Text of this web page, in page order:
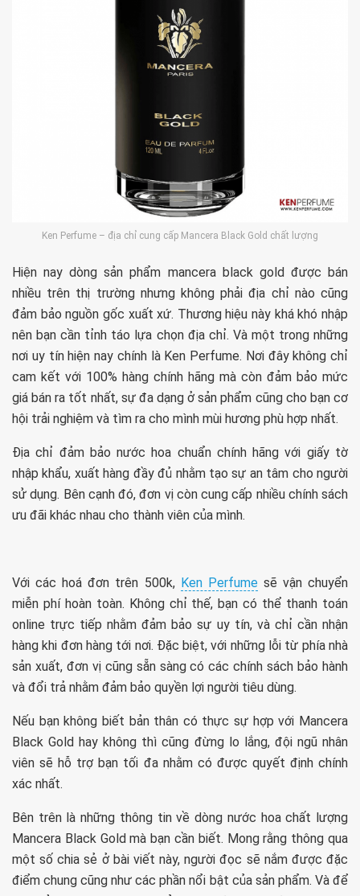
Ken Perfume – địa chỉ cung cấp Mancera Black Gold chất lượng
Hiện nay dòng sản phẩm mancera black gold được bán
nhiều trên thị trường nhưng không phải địa chỉ nào cũng
đảm bảo nguồn gốc xuất xứ. Thương hiệu này khá khó nhập
nên bạn cần tỉnh táo lựa chọn địa chỉ. Và một trong những
nơi uy tín hiện nay chính là Ken Perfume. Nơi đây không chỉ
cam kết với 100% hàng chính hãng mà còn đảm bảo mức
giá bán ra tốt nhất, sự đa dạng ở sản phẩm cũng cho bạn cơ
hội trải nghiệm và tìm ra cho mình mùi hương phù hợp nhất.
Địa chỉ đảm bảo nước hoa chuẩn chính hãng với giấy tờ
nhập khẩu, xuất hàng đầy đủ nhằm tạo sự an tâm cho người
sử dụng. Bên cạnh đó, đơn vị còn cung cấp nhiều chính sách
ưu đãi khác nhau cho thành viên của mình.
Với các hoá đơn trên 500k, Ken Perfumesẽ vận chuyển
miễn phí hoàn toàn. Không chỉ thế, bạn có thể thanh toán
online trực tiếp nhằm đảm bảo sự uy tín, và chỉ cần nhận
hàng khi đơn hàng tới nơi. Đặc biệt, với những lỗi từ phía nhà
sản xuất, đơn vị cũng sẵn sàng có các chính sách bảo hành
và đổi trả nhằm đảm bảo quyền lợi người tiêu dùng.
Nếu bạn không biết bản thân có thực sự hợp với Mancera
Black Gold hay không thì cũng đừng lo lắng, đội ngũ nhân
viên sẽ hỗ trợ bạn tối đa nhằm có được quyết định chính
xác nhất.
Bên trên là những thông tin về dòng nước hoa chất lượng
Mancera Black Gold mà bạn cần biết. Mong rằng thông qua
một số chia sẻ ở bài viết này, người đọc sẽ nắm được đặc
điểm chung cũng như các phần nổi bật của sản phẩm. Và để